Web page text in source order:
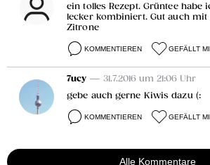
ein tolles Rezept. Grüntee habe
lecker kombiniert. Gut auch
Zitrone
KOMMENTIEREN GEFÄLLT
7ucy — 31.7.2016 um 21:06 Uhr
gebe auch gerne Kiwis dazu (:
KOMMENTIEREN GEFÄLLT
Alle Kommentare